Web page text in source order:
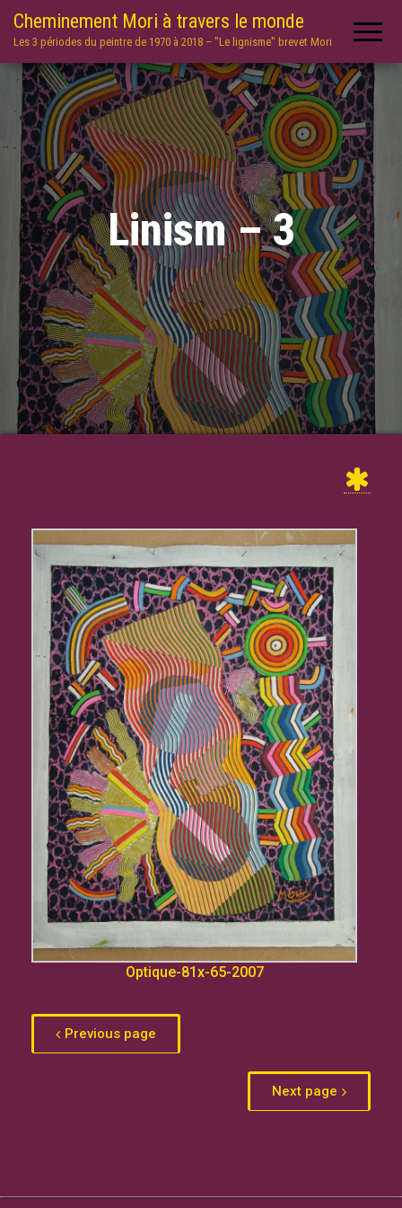
Cheminement Mori à travers le monde
Les 3 périodes du peintre de 1970 à 2018 – "Le lignisme" brevet Mori
Linism – 3
Optique-81x-65-2007
Previous page
Next page